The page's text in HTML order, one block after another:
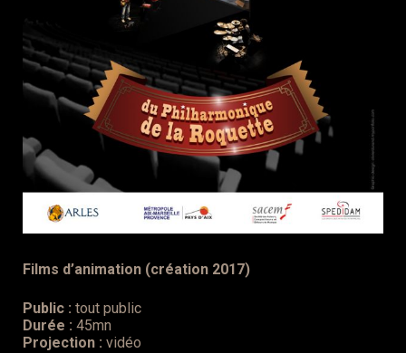
Films d’animation (création 2017)
Public : tout public
Durée : 45mn
Projection : vidéo